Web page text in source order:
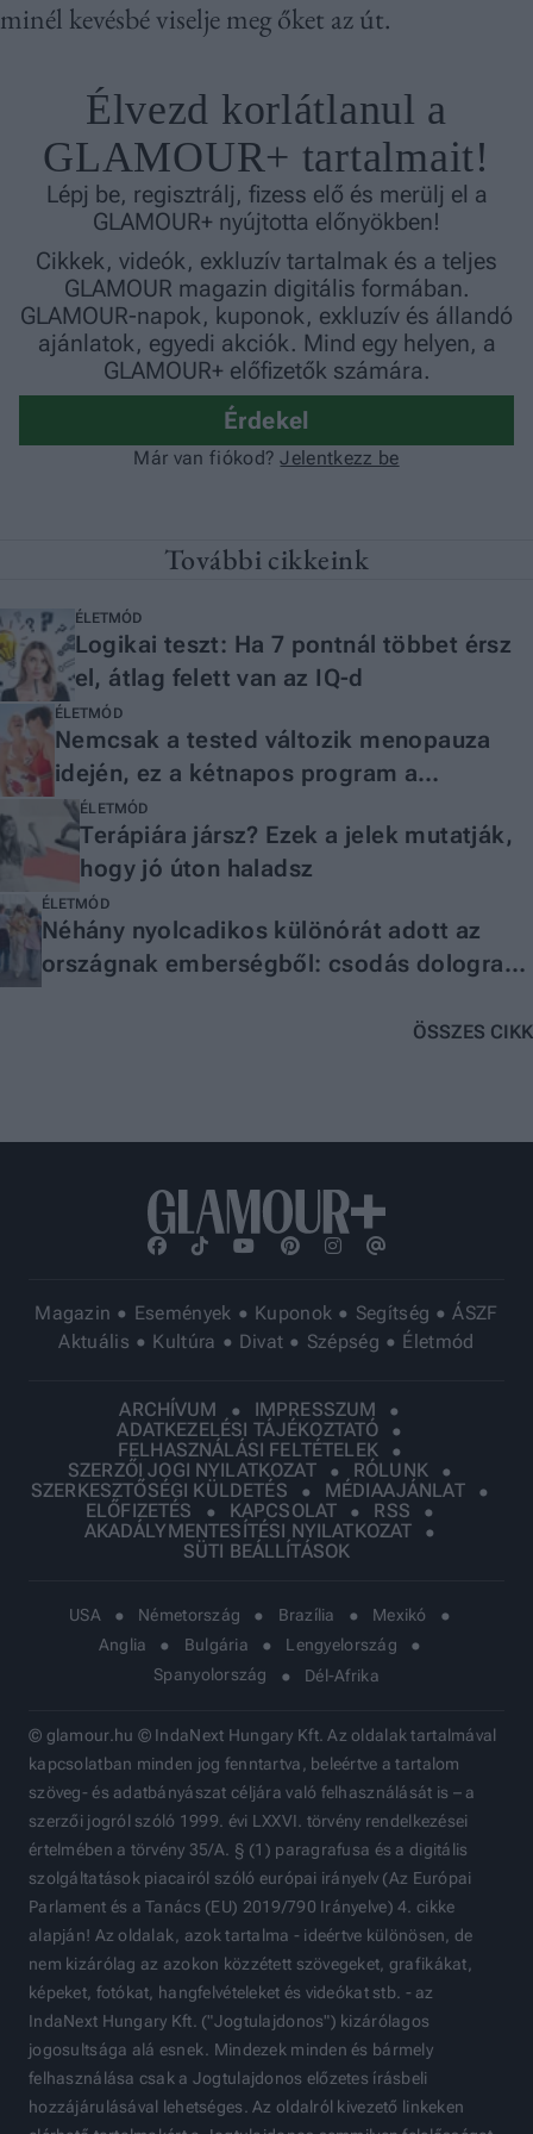
minél kevésbé viselje meg őket az út.
További cikkeink
ÉLETMÓD
Logikai teszt: Ha 7 pontnál többet érsz
el, átlag felett van az IQ-d
ÉLETMÓD
Nemcsak a tested változik menopauza
idején, ez a kétnapos program a
lelkednek is segíthet
ÉLETMÓD
Terápiára jársz? Ezek a jelek mutatják,
hogy jó úton haladsz
ÉLETMÓD
Néhány nyolcadikos különórát adott az
országnak emberségből: csodás dologra
ajánlották fel a megmaradt
ÖSSZES CIKK
Magazin Események Kuponok Segítség
ÁSZF
Aktuális
Kultúra Divat Szépség Életmód
ARCHÍVUM
IMPRESSZUM
ADATKEZELÉSI TÁJÉKOZTATÓ
FELHASZNÁLÁSI FELTÉTELEK
SZERZŐI JOGI NYILATKOZAT
RÓLUNK
SZERKESZTŐSÉGI KÜLDETÉS
MÉDIAAJÁNLAT
ELŐFIZETÉS
KAPCSOLAT
RSS
AKADÁLYMENTESÍTÉSI NYILATKOZAT
SÜTI BEÁLLÍTÁSOK
USA Németország Brazília
Mexikó
Anglia
Bulgária
Lengyelország
Spanyolország
Dél-Afrika
© glamour.hu © IndaNext Hungary Kft. Az oldalak tartalmával
kapcsolatban minden jog fenntartva, beleértve a tartalom
szöveg- és adatbányászat céljára való felhasználását is – a
szerzői jogról szóló 1999. évi LXXVI. törvény rendelkezései
értelmében a törvény 35/A. § (1) paragrafusa és a digitális
szolgáltatások piacairól szóló európai irányelv (Az Európai
Parlament és a Tanács (EU) 2019/790 Irányelve) 4. cikke
alapján! Az oldalak, azok tartalma - ideértve különösen, de
nem kizárólag az azokon közzétett szövegeket, grafikákat,
képeket, fotókat, hangfelvételeket és videókat stb. - az
IndaNext Hungary Kft. ("Jogtulajdonos") kizárólagos
jogosultsága alá esnek. Mindezek minden és bármely
felhasználása csak a Jogtulajdonos előzetes írásbeli
hozzájárulásával lehetséges. Az oldalról kivezető linkeken